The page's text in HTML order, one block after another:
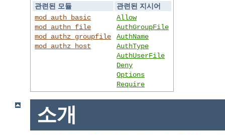
관련된 모듈
관련된 지시어
mod_auth_basic
mod_authn_file
mod_authz_groupfile
mod_authz_host
Allow
AuthGroupFile
AuthName
AuthType
AuthUserFile
Deny
Options
Require
소개